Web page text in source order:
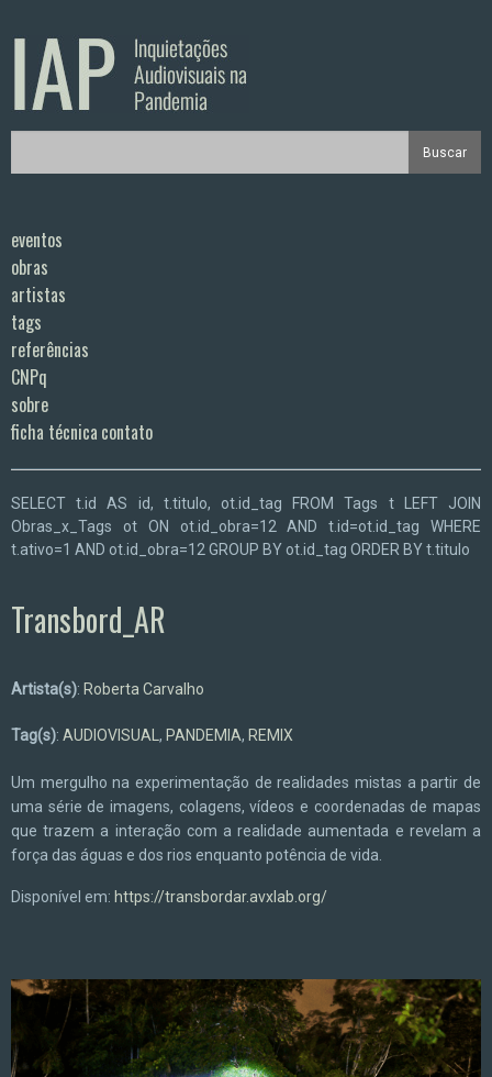
eventos
obras
artistas
tags
referências
CNPq
sobre
ficha técnica contato
SELECT t.id AS id, t.titulo, ot.id_tag FROM Tags t LEFT JOIN
Obras_x_Tags ot ON ot.id_obra=12 AND t.id=ot.id_tag WHERE
t.ativo=1 AND ot.id_obra=12 GROUP BY ot.id_tag ORDER BY t.titulo
Transbord_AR
Artista(s): Roberta Carvalho
Tag(s): AUDIOVISUAL , PANDEMIA, REMIX
Um mergulho na experimentação de realidades mistas a partir de
uma série de imagens, colagens, vídeos e coordenadas de mapas
que trazem a interação com a realidade aumentada e revelam a
força das águas e dos rios enquanto potência de vida.
Disponível em: https://transbordar.avxlab.org/